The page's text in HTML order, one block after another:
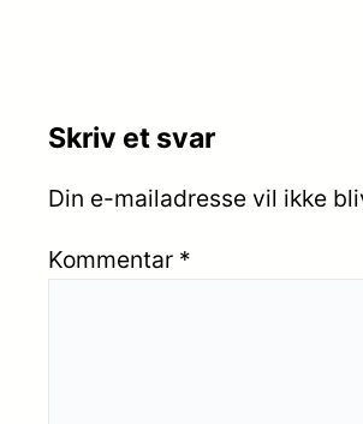
Skriv et svar
Din e-mailadresse vil ikke
Kommentar *